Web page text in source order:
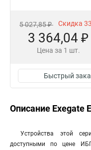
5 027,85 ₽ Скидка
3 364,04 ₽
Цена за 1 шт.
Быстрый
Описание Exegate
Устройства этой
доступными по цене